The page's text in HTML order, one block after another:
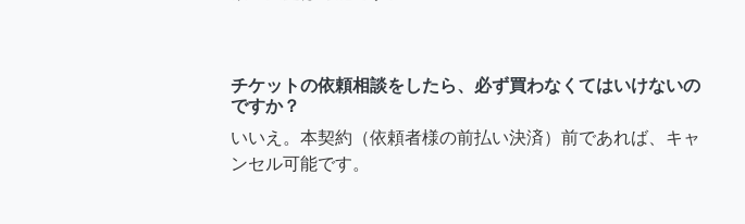
チケットの依頼相談をしたら、必ず買わなくてはいけないの
ですか？
いいえ。本契約（依頼者様の前払い決済）前であれば、キャ
ンセル可能です。